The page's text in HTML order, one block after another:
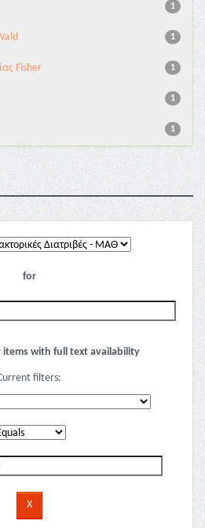
1
1
1
Fisher
1
1
for
items with full text availability
filters: